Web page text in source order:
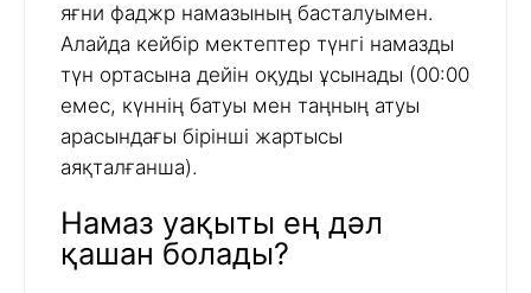
яғни фаджр намазының басталуымен.
Алайда кейбір мектептер түнгі намазды
түн ортасына дейін оқуды ұсынады (00:00
емес, күннің батуы мен таңның атуы
арасындағы бірінші жартысы
аяқталғанша).
Намаз уақыты ең дәл
қашан болады?